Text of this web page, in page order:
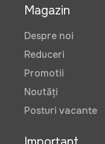
Magazin
Despre noi
Reduceri
Promotii
Noutăți
Posturi vacante